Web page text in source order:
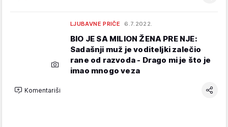
LJUBAVNE PRIČE 6.7.2022.
BIO JE SA MILION ŽENA PRE NJE:
Sadašnji muž je voditeljki zalečio
rane od razvoda - Drago mi je što je
imao mnogo veza
Komentariši